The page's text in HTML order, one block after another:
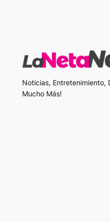
Noticias, Entretenimiento,
Mucho Más!